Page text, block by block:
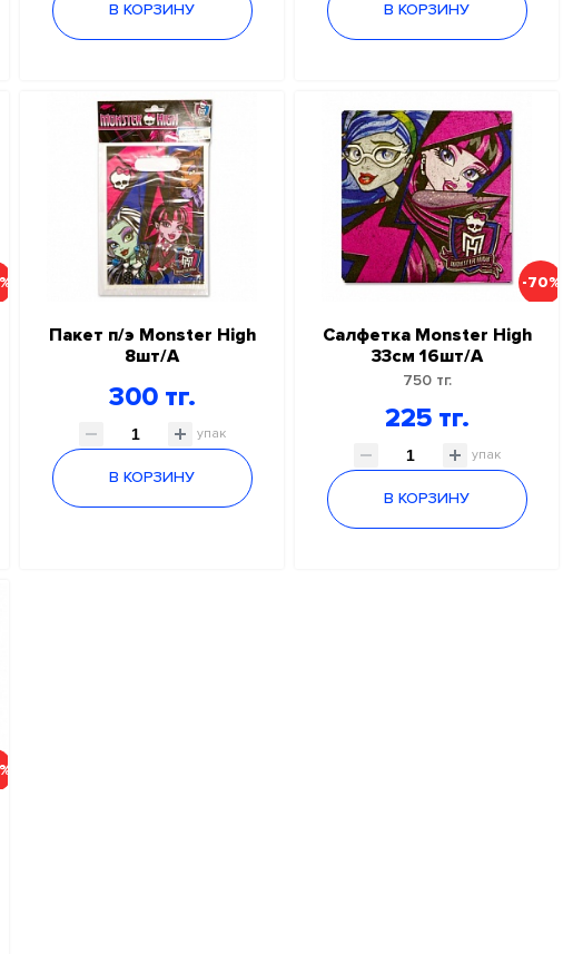
В КОРЗИНУ В КОРЗИНУ
Пакет п/э Monster High
8шт/А
300 тг.
упак
В КОРЗИНУ
-70%
Салфетка Monster High
33см 16шт/А
750 тг.
225 тг.
упак
В КОРЗИНУ